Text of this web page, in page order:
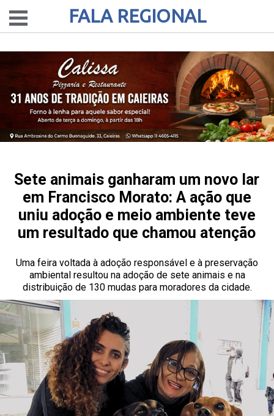
FALA REGIONAL
Sete animais ganharam um novo lar
em Francisco Morato: A ação que
uniu adoção e meio ambiente teve
um resultado que chamou atenção
Uma feira voltada à adoção responsável e à preservação
ambiental resultou na adoção de sete animais e na
distribuição de 130 mudas para moradores da cidade.